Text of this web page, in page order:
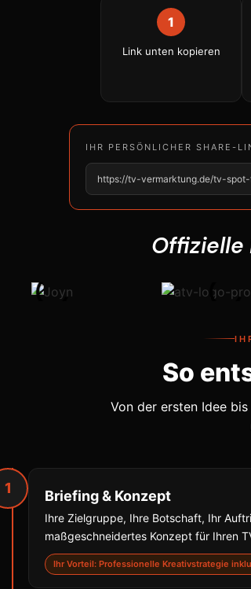
1
Link unten kopieren
IHR PERSÖNLICHER SHARE-
https://tv-vermarktung.de/tv-
Offizielle
So
Von der ersten Idee
1 Briefing & Konzept
Ihre Zielgruppe, Ihre Botschaft, Ihr
maßgeschneidertes Konzept für Ihren
Ihr Vorteil: Professionelle Kreativstrategie